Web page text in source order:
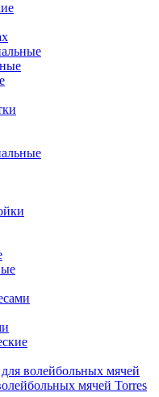
волейбольных мячей
мячей Torres